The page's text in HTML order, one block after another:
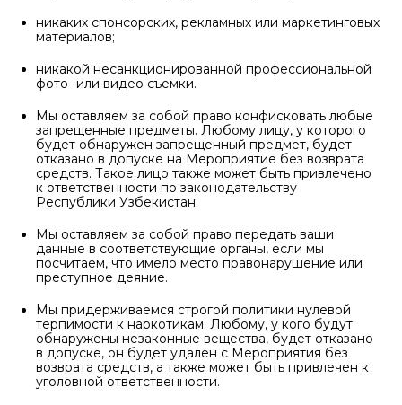
никаких спонсорских, рекламных или маркетинговых
материалов;
никакой несанкционированной профессиональной
фото- или видео съемки.
Мы оставляем за собой право конфисковать любые
запрещенные предметы. Любому лицу, у которого
будет обнаружен запрещенный предмет, будет
отказано в допуске на Мероприятие без возврата
средств. Такое лицо также может быть привлечено
к ответственности по законодательству
Республики Узбекистан.
Мы оставляем за собой право передать ваши
данные в соответствующие органы, если мы
посчитаем, что имело место правонарушение или
преступное деяние.
Мы придерживаемся строгой политики нулевой
терпимости к наркотикам. Любому, у кого будут
обнаружены незаконные вещества, будет отказано
в допуске, он будет удален с Мероприятия без
возврата средств, а также может быть привлечен к
уголовной ответственности.